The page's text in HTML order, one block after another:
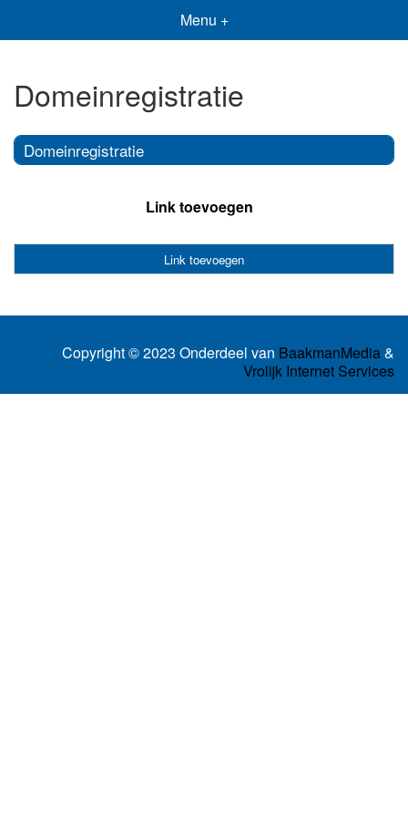
Menu +
Domeinregistratie
Domeinregistratie
Link toevoegen
Link toevoegen
Copyright © 2023 Onderdeel van BaakmanMedia&
Vrolijk Internet Services